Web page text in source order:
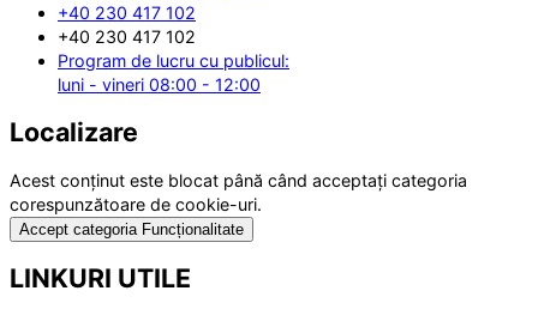
+40 230 417 102
+40 230 417 102
Program de lucru cu publicul:
luni - vineri 08:00 - 12:00
Localizare
Acest conținut este blocat până când acceptați categoria
corespunzătoare de cookie-uri.
Accept categoria Funcționalitate
LINKURI UTILE